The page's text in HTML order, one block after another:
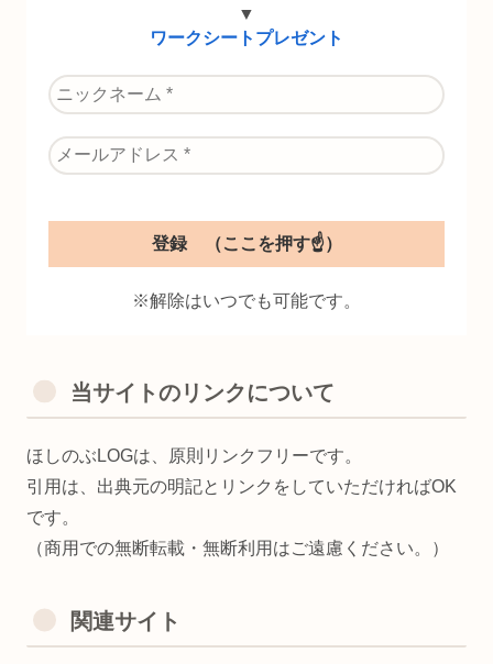
▼
ワークシートプレゼント
※解除はいつでも可能です。
当サイトのリンクについて
ほしのぶLOGは、原則リンクフリーです。
引用は、出典元の明記とリンクをしていただければOK
です。
（商用での無断転載・無断利用はご遠慮ください。）
関連サイト